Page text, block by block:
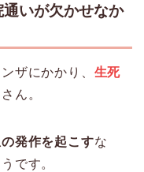
いが欠かせなか
ザにかかり、 生死
ん。
発作を起こすな
です。